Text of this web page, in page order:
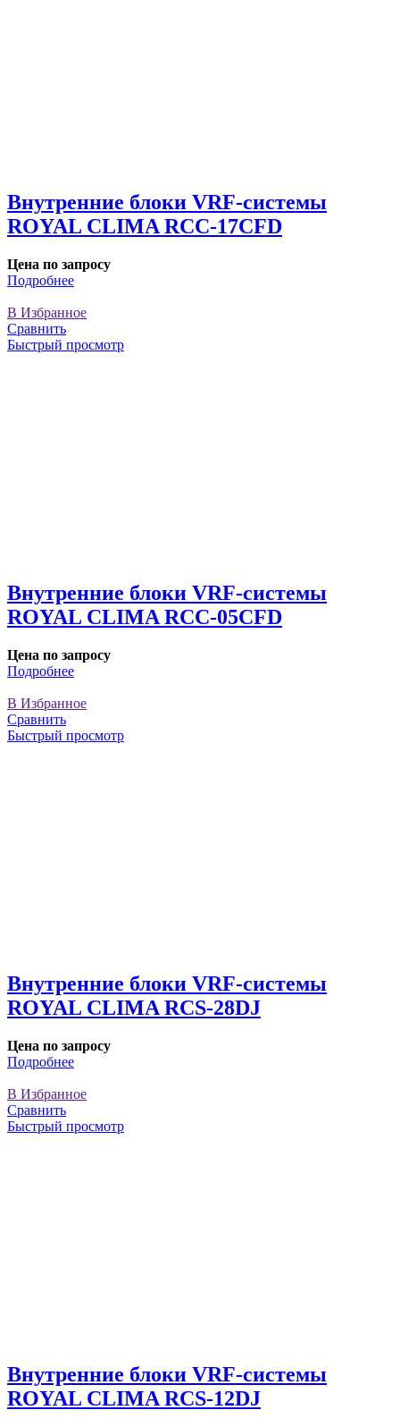
Внутренние блоки VRF-cистемы
ROYAL CLIMA RCC-17CFD
Цена по запросу
Подробнее
В Избранное
Сравнить
Быстрый просмотр
Внутренние блоки VRF-cистемы
ROYAL CLIMA RCC-05CFD
Цена по запросу
Подробнее
В Избранное
Сравнить
Быстрый просмотр
Внутренние блоки VRF-cистемы
ROYAL CLIMA RCS-28DJ
Цена по запросу
Подробнее
В Избранное
Сравнить
Быстрый просмотр
Внутренние блоки VRF-cистемы
ROYAL CLIMA RCS-12DJ